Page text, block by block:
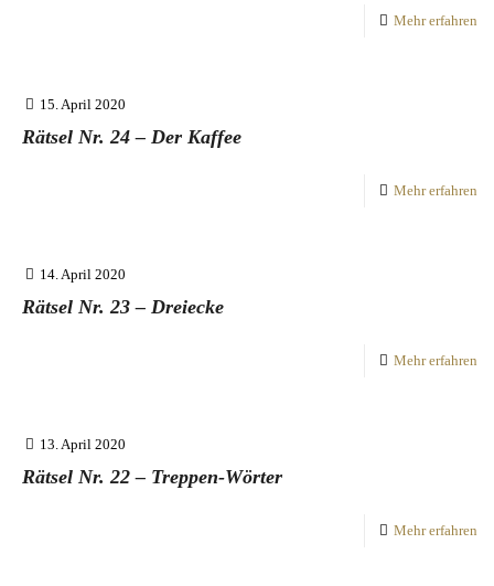
Mehr erfahren
15. April 2020
Rätsel Nr. 24 – Der Kaffee
Mehr erfahren
14. April 2020
Rätsel Nr. 23 – Dreiecke
Mehr erfahren
13. April 2020
Rätsel Nr. 22 – Treppen-Wörter
Mehr erfahren